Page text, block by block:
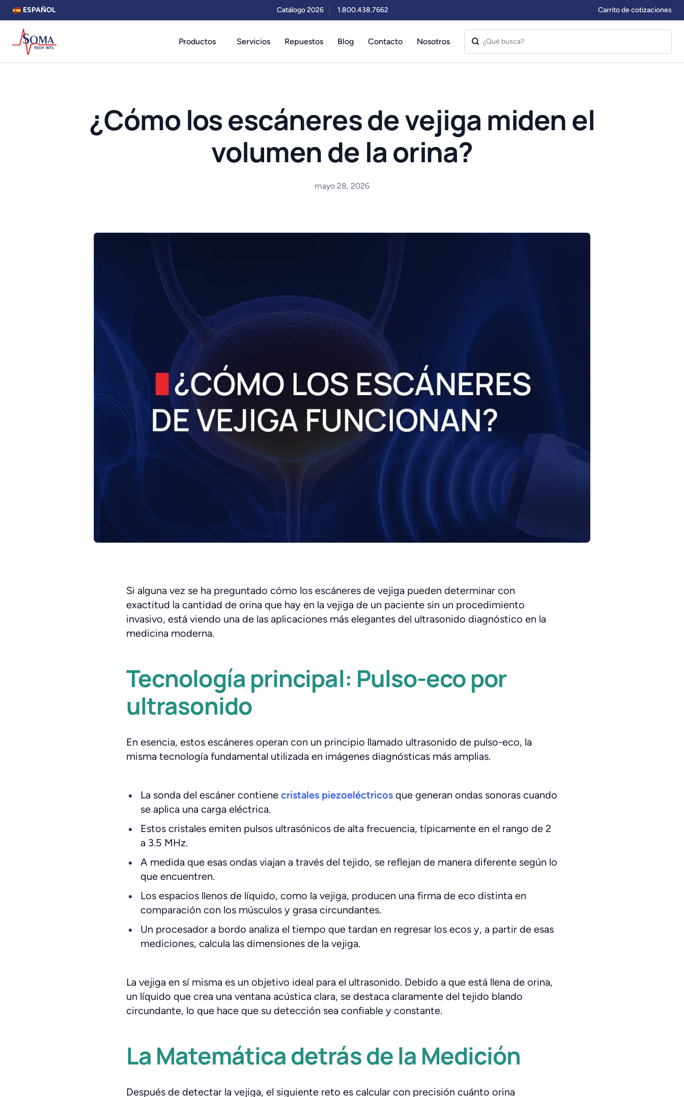
ESPAÑOL Catálogo 2026 1.800.438.7662 Carrito de cotizaciones
Productos Servicios Repuestos Blog Contacto Nosotros
¿Cómo los escáneres de vejiga miden el
volumen de la orina?
mayo 28, 2026
Si alguna vez se ha preguntado cómo los escáneres de vejiga pueden determinar con
exactitud la cantidad de orina que hay en la vejiga de un paciente sin un procedimiento
invasivo, está viendo una de las aplicaciones más elegantes del ultrasonido diagnóstico en la
medicina moderna.
Tecnología principal: Pulso-eco por
ultrasonido
En esencia, estos escáneres operan con un principio llamado ultrasonido de pulso-eco, la
misma tecnología fundamental utilizada en imágenes diagnósticas más amplias.
La sonda del escáner contiene cristales piezoeléctricos que generan ondas sonoras cuando
se aplica una carga eléctrica.
Estos cristales emiten pulsos ultrasónicos de alta frecuencia, típicamente en el rango de 2
a 3.5 MHz.
A medida que esas ondas viajan a través del tejido, se reflejan de manera diferente según lo
que encuentren.
Los espacios llenos de líquido, como la vejiga, producen una firma de eco distinta en
comparación con los músculos y grasa circundantes.
Un procesador a bordo analiza el tiempo que tardan en regresar los ecos y, a partir de esas
mediciones, calcula las dimensiones de la vejiga.
La vejiga en sí misma es un objetivo ideal para el ultrasonido. Debido a que está llena de orina,
un líquido que crea una ventana acústica clara, se destaca claramente del tejido blando
circundante, lo que hace que su detección sea confiable y constante.
La Matemática detrás de la Medición
Después de detectar la vejiga, el siguiente reto es calcular con precisión cuánto orina